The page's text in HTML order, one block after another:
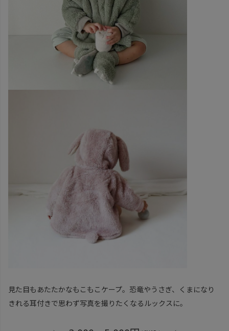
見た目もあたたかなもこもこケープ。恐竜やうさぎ、くまになり
きれる耳付きで思わず写真を撮りたくなるルックスに。